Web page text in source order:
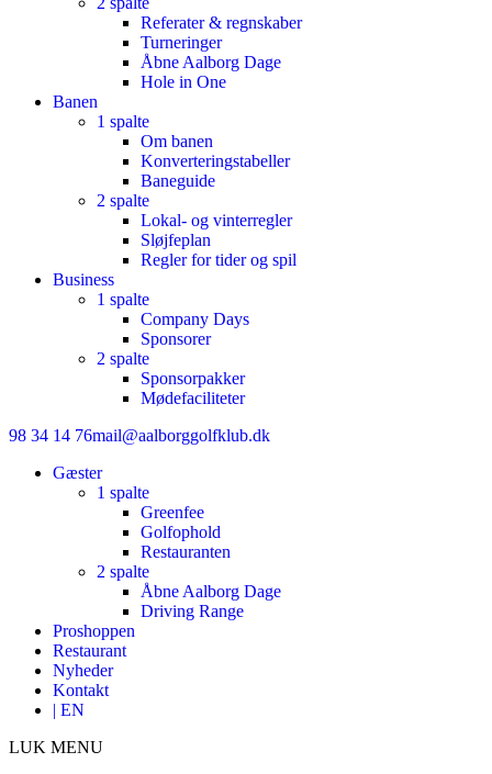
Referater & regnskaber
Turneringer
Åbne Aalborg Dage
Hole in One
Banen
1 spalte
Om banen
Konverteringstabeller
Baneguide
2 spalte
Lokal- og vinterregler
Sløjfeplan
Regler for tider og spil
Business
1 spalte
Company Days
Sponsorer
2 spalte
Sponsorpakker
Mødefaciliteter
98 34 14 76mail@aalborggolfklub.dk
Gæster
1 spalte
Greenfee
Golfophold
Restauranten
2 spalte
Åbne Aalborg Dage
Driving Range
Proshoppen
Restaurant
Nyheder
Kontakt
| EN
LUK MENU